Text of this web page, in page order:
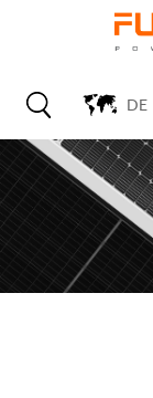
DE